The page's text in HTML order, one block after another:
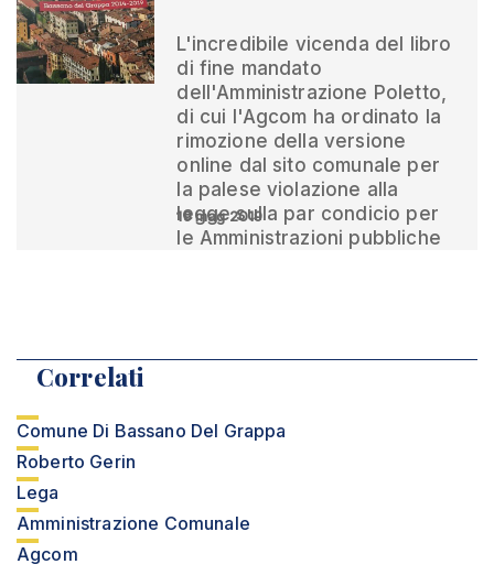
L'incredibile vicenda del libro
di fine mandato
dell'Amministrazione Poletto,
di cui l'Agcom ha ordinato la
rimozione della versione
online dal sito comunale per
la palese violazione alla
legge sulla par condicio per
le Amministrazioni pubbliche
19 mag 2019
Correlati
Comune Di Bassano Del Grappa
Roberto Gerin
Lega
Amministrazione Comunale
Agcom